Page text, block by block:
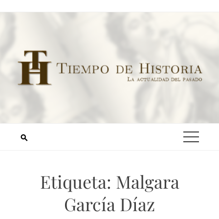
Etiqueta: Malgara
García Díaz